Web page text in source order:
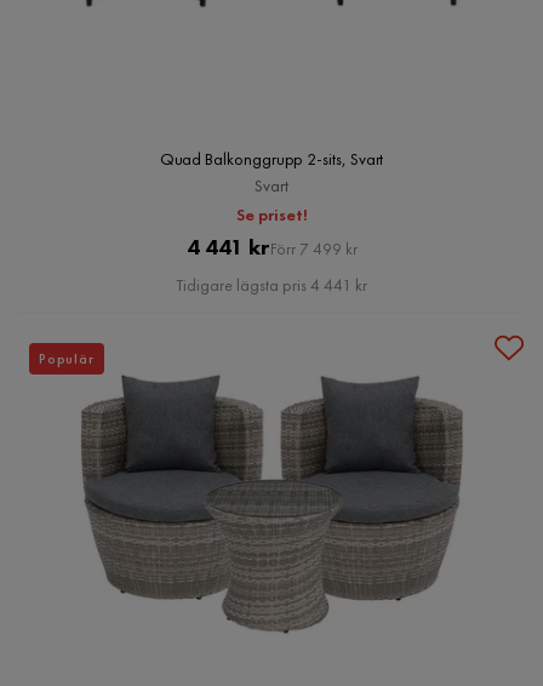
Quad Balkonggrupp 2-sits, Svart
Svart
Se priset!
Pris
4 441 krOriginal
Pris
Förr 7 499 kr
Tidigare lägsta pris 4 441 kr
Populär